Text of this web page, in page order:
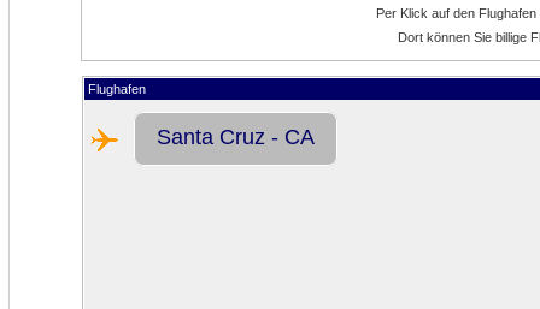
Per Klick auf den Flughafen
Dort können Sie billige
Flughafen
Santa Cruz - CA